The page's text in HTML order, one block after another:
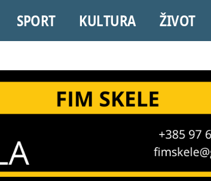
SPORT KULTURA ŽIVOT